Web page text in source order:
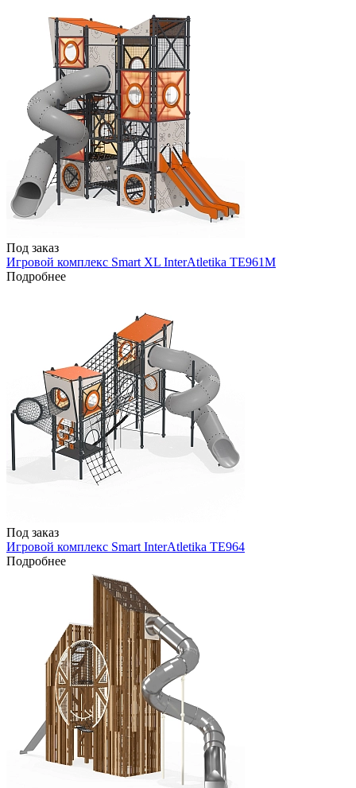
Под заказ
Игровой комплекс Smart XL InterAtletika TE961M
Подробнее
Под заказ
Игровой комплекс Smart InterAtletika TE964
Подробнее